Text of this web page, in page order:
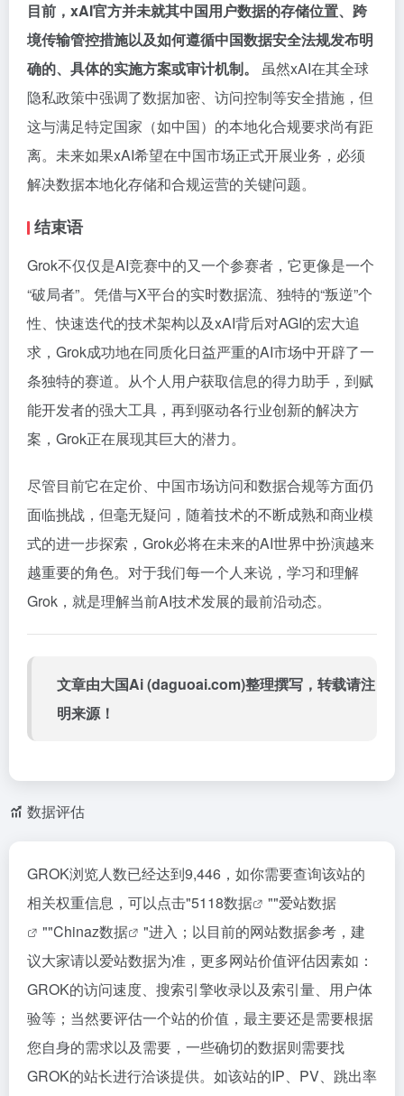
目前，xAI官方并未就其中国用户数据的存储位置、跨
境传输管控措施以及如何遵循中国数据安全法规发布明
确的、具体的实施方案或审计机制。
虽然xAI在其全球
隐私政策中强调了数据加密、访问控制等安全措施，但
这与满足特定国家（如中国）的本地化合规要求尚有距
离。未来如果xAI希望在中国市场正式开展业务，必须
解决数据本地化存储和合规运营的关键问题。
结束语
Grok不仅仅是AI竞赛中的又一个参赛者，它更像是一个
“破局者”。凭借与X平台的实时数据流、独特的“叛逆”个
性、快速迭代的技术架构以及xAI背后对AGI的宏大追
求，Grok成功地在同质化日益严重的AI市场中开辟了一
条独特的赛道。从个人用户获取信息的得力助手，到赋
能开发者的强大工具，再到驱动各行业创新的解决方
案，Grok正在展现其巨大的潜力。
尽管目前它在定价、中国市场访问和数据合规等方面仍
面临挑战，但毫无疑问，随着技术的不断成熟和商业模
式的进一步探索，Grok必将在未来的AI世界中扮演越来
越重要的角色。对于我们每一个人来说，学习和理解
Grok，就是理解当前AI技术发展的最前沿动态。
文章由大国Ai (daguoai.com)整理撰写，转载请注
明来源！
数据评估
GROK浏览人数已经达到9,446，如你需要查询该站的
相关权重信息，可以点击"5118数据 ""爱站数据
""Chinaz数据
"进入；以目前的网站数据参考，建
议大家请以爱站数据为准，更多网站价值评估因素如：
GROK的访问速度、搜索引擎收录以及索引量、用户体
验等；当然要评估一个站的价值，最主要还是需要根据
您自身的需求以及需要，一些确切的数据则需要找
GROK的站长进行洽谈提供。如该站的IP、PV、跳出率